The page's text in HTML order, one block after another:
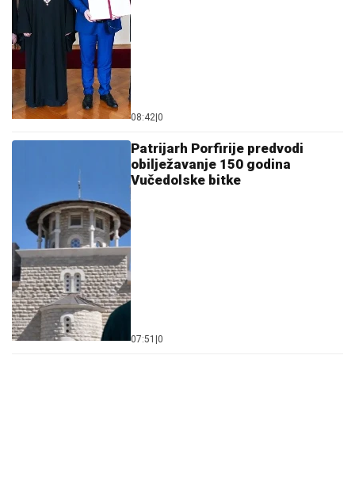
08:42 0
Patrijarh Porfirije predvodi
obilježavanje 150 godina
Vučedolske bitke
07:51 0